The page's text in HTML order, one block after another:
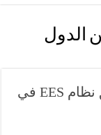
الدول
جميع التفاصيل المتعلقة ببدء تطبيق نظام EES في